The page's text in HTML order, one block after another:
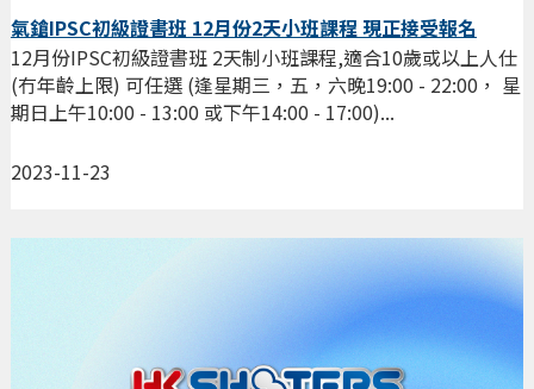
氣鎗IPSC初級證書班 12月份2天小班課程 現正接受報名
2023-11-23
12月份IPSC初級證書班 2天制小班課程,適合10歲或以上人仕
(冇年齡上限) 可任選 (逢星期三，五，六晚19:00 - 22:00， 星
期日上午10:00 - 13:00 或下午14:00 - 17:00)...